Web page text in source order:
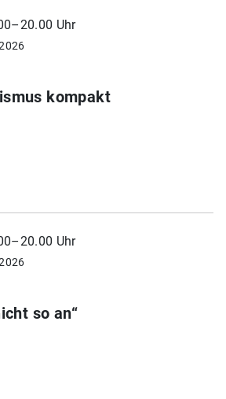
Uhr
kompakt
Uhr
so an“